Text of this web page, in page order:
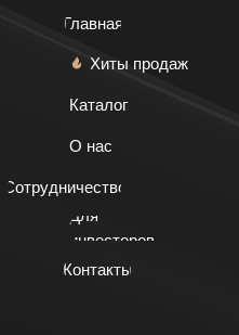
Каталог
Главная
О нас
Контакты
Сотрудничество
Для
инвесторов
Хиты продаж